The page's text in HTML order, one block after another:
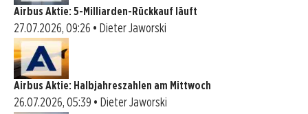
Airbus Aktie: 5-Milliarden-Rückkauf läuft
27.07.2026, 09:26 • Dieter Jaworski
Airbus Aktie: Halbjahreszahlen am Mittwoch
26.07.2026, 05:39 • Dieter Jaworski